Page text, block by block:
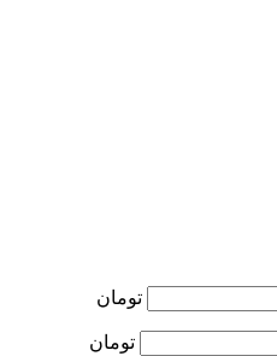
تومان
تومان